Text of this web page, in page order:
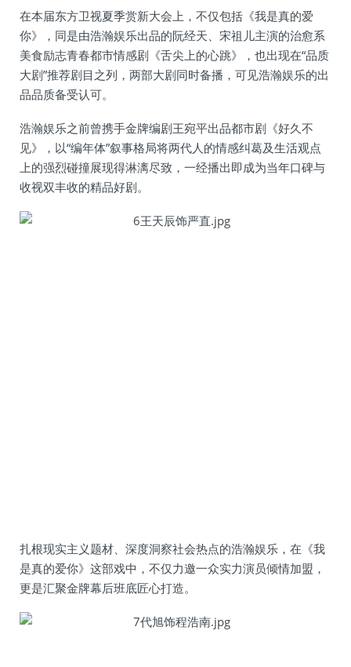
在本届东方卫视夏季赏新大会上，不仅包括《我是真的爱
你》，同是由浩瀚娱乐出品的阮经天、宋祖儿主演的治愈系
美食励志青春都市情感剧《舌尖上的心跳》，也出现在“品质
大剧”推荐剧目之列，两部大剧同时备播，可见浩瀚娱乐的出
品品质备受认可。
浩瀚娱乐之前曾携手金牌编剧王宛平出品都市剧《好久不
见》，以“编年体”叙事格局将两代人的情感纠葛及生活观点
上的强烈碰撞展现得淋漓尽致，一经播出即成为当年口碑与
收视双丰收的精品好剧。
扎根现实主义题材、深度洞察社会热点的浩瀚娱乐，在《我
是真的爱你》这部戏中，不仅力邀一众实力演员倾情加盟，
更是汇聚金牌幕后班底匠心打造。